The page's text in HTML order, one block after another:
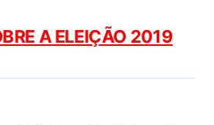
A ELEIÇÃO 2019